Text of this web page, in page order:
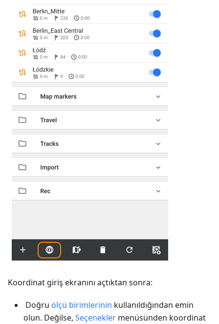
Koordinat giriş ekranını açtıktan sonra:
Doğru ölçü birimlerinin kullanıldığından emin
olun. Değilse, Seçenekler menüsünden koordinat